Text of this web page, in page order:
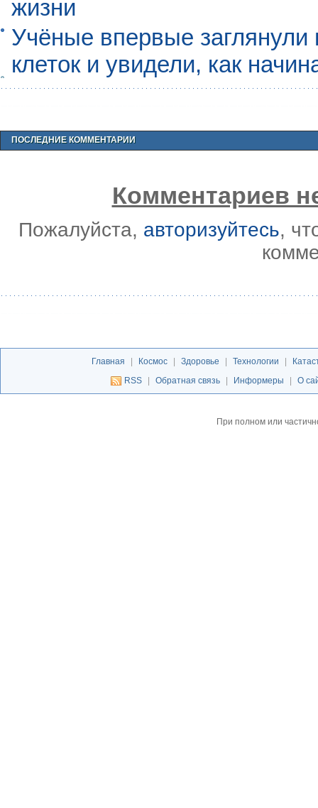
жизни
Учёные впервые
клеток и увидели, как
ПОСЛЕДНИЕ КОММЕНТАРИИ
Комментариев
Пожалуйста, авторизуйтесь,
Главная | Космос | Здоровье | Технологии |
RSS
| Обратная связь | Информеры | О
При полном или